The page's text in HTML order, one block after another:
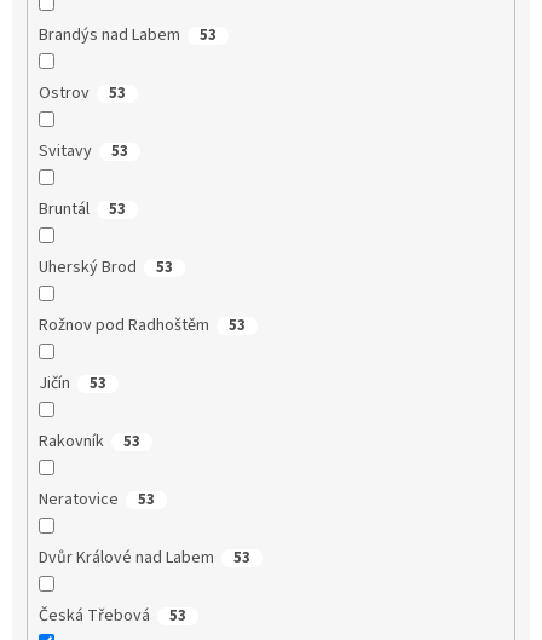
Brandýs nad Labem 53
Ostrov 53
Svitavy 53
Bruntál 53
Uherský Brod 53
Rožnov pod Radhoštěm 53
Jičín 53
Rakovník 53
Neratovice 53
Dvůr Králové nad Labem 53
Česká Třebová 53